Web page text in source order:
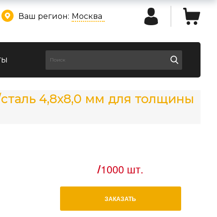
Ваш регион: Москва
4,8х8,0 мм для толщины
/1000 шт.
ЗАКАЗАТЬ